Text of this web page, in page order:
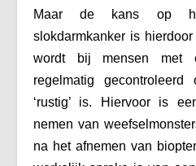
Maar de kans op
slokdarmkanker is
wordt bij mensen met
regelmatig
‘rustig’ is. Hiervoor is
nemen van
na het afnemen van